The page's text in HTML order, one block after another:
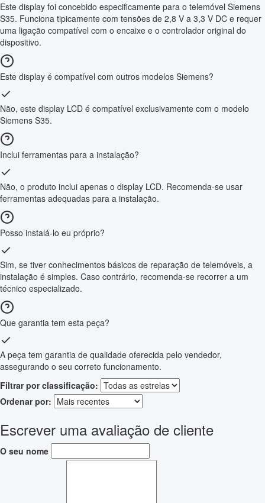
Este display foi concebido especificamente para o telemóvel Siemens
S35. Funciona tipicamente com tensões de 2,8 V a 3,3 V DC e requer
uma ligação compatível com o encaixe e o controlador original do
dispositivo.
Este display é compatível com outros modelos Siemens?
Não, este display LCD é compatível exclusivamente com o modelo
Siemens S35.
Inclui ferramentas para a instalação?
Não, o produto inclui apenas o display LCD. Recomenda-se usar
ferramentas adequadas para a instalação.
Posso instalá-lo eu próprio?
Sim, se tiver conhecimentos básicos de reparação de telemóveis, a
instalação é simples. Caso contrário, recomenda-se recorrer a um
técnico especializado.
Que garantia tem esta peça?
A peça tem garantia de qualidade oferecida pelo vendedor,
assegurando o seu correto funcionamento.
Filtrar por classificação:
Ordenar por:
Escrever uma avaliação de cliente
O seu nome